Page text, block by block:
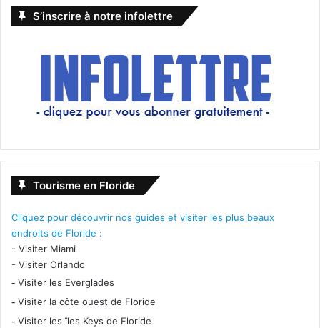
S’inscrire à notre infolettre
Tourisme en Floride
Cliquez pour découvrir nos guides et visiter les plus beaux
endroits de Floride :
- Visiter Miami
- Visiter Orlando
- Visiter les Everglades
- Visiter la côte ouest de Floride
- Visiter les îles Keys de Floride